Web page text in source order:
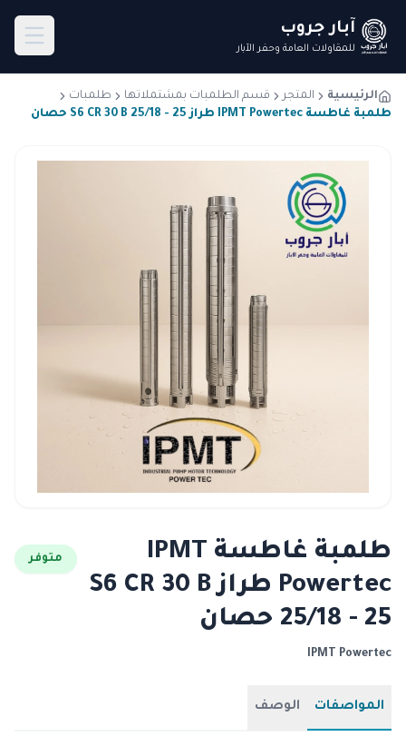
آبار جروب
للمقاولات العامة وحفر الآبار
الرئيسية المتجر قسم الطلمبات بمشتملاتها
طلمبات
طلمبة غاطسة IPMT Powertec طراز S6 CR 30 B 25/18 - 25 حصان
طلمبة غاطسة IPMT
Powertec طراز S6 CR 30 B
25/18 - 25 حصان
متوفر
IPMT Powertec
المواصفات الوصف